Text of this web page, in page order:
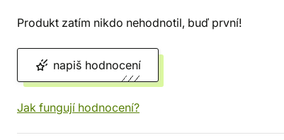
Produkt zatím nikdo nehodnotil, buď první!
napiš hodnocení
Jak fungují hodnocení?